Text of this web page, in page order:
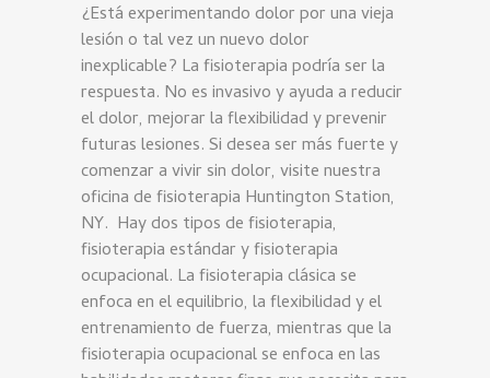
¿Está experimentando dolor por una vieja
lesión o tal vez un nuevo dolor
inexplicable? La fisioterapia podría ser la
respuesta. No es invasivo y ayuda a reducir
el dolor, mejorar la flexibilidad y prevenir
futuras lesiones. Si desea ser más fuerte y
comenzar a vivir sin dolor, visite nuestra
oficina de fisioterapia Huntington Station,
NY. Hay dos tipos de fisioterapia,
fisioterapia estándar y fisioterapia
ocupacional. La fisioterapia clásica se
enfoca en el equilibrio, la flexibilidad y el
entrenamiento de fuerza, mientras que la
fisioterapia ocupacional se enfoca en las